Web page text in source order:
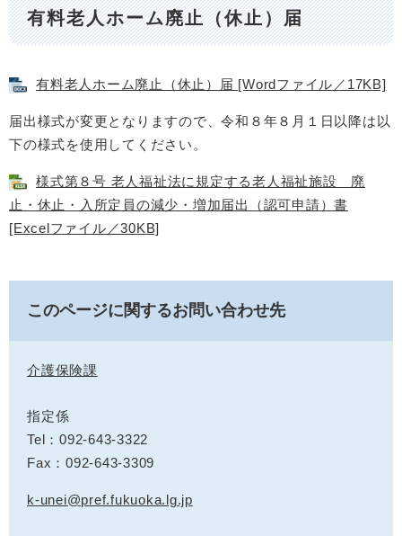
有料老人ホーム廃止（休止）届
有料老人ホーム廃止（休止）届 [Wordファイル／17KB]
届出様式が変更となりますので、令和８年８月１日以降は以
下の様式を使用してください。
様式第８号 老人福祉法に規定する老人福祉施設 廃
止・休止・入所定員の減少・増加届出（認可申請）書
[Excelファイル／30KB]
このページに関するお問い合わせ先
介護保険課
指定係
Tel：092-643-3322
Fax：092-643-3309
k-unei@pref.fukuoka.lg.jp